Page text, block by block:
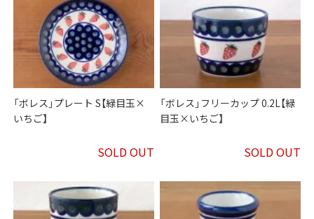
「ボレス」プレート S【緑目玉×
いちご】
SOLD OUT
「ボレス」フリーカップ 0.2L【緑
目玉×いちご】
SOLD OUT